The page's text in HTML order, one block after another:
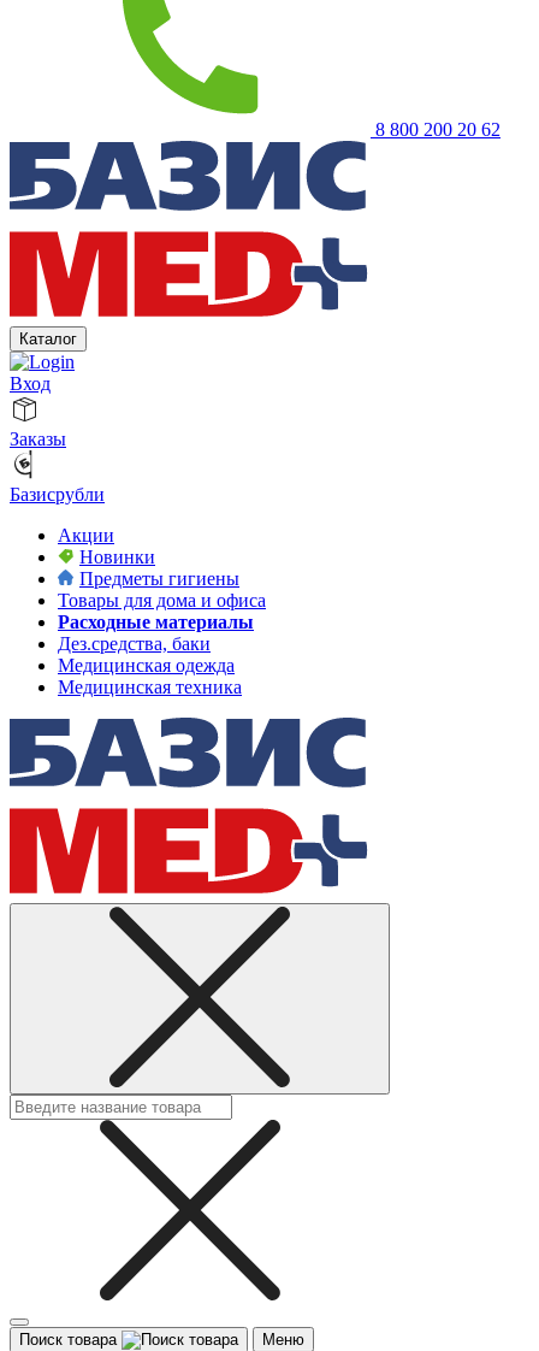
8 800 200 20 62
Каталог
Вход
Заказы
Базисрубли
Акции
Новинки
Предметы гигиены
Товары для дома и офиса
Расходные материалы
Дез.средства, баки
Медицинская одежда
Медицинская техника
Поиск товара Меню